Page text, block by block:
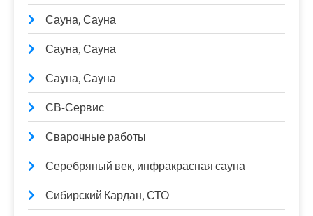
Сауна, Сауна
Сауна, Сауна
Сауна, Сауна
СВ-Сервис
Сварочные работы
Серебряный век, инфракрасная сауна
Сибирский Кардан, СТО